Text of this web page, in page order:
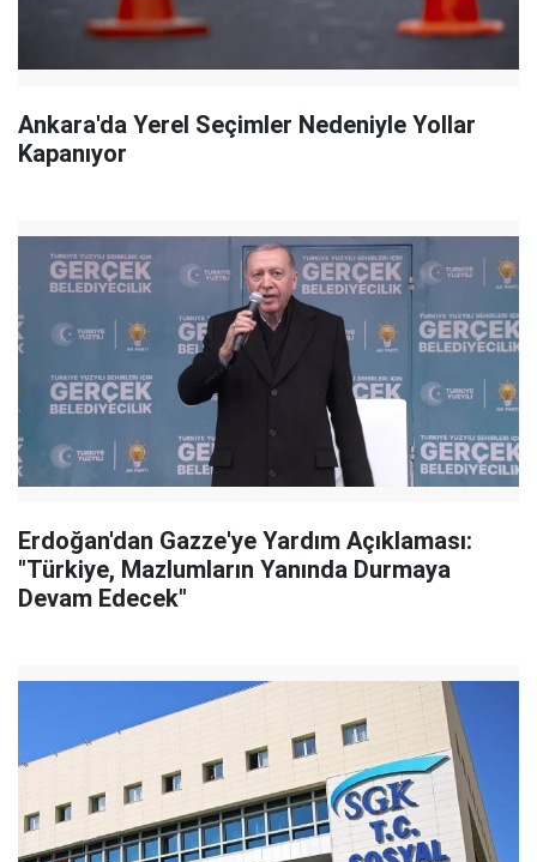
Ankara'da Yerel Seçimler Nedeniyle Yollar
Kapanıyor
Erdoğan'dan Gazze'ye Yardım Açıklaması:
"Türkiye, Mazlumların Yanında Durmaya
Devam Edecek"